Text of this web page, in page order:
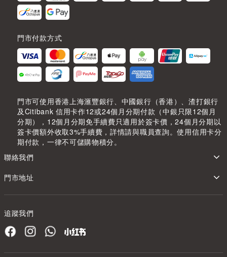
門市付款方式
門市可使用香港上海滙豐銀行、中國銀行（香港）、渣打銀行
及Citibank 信用卡作12或24個月分期付款（中銀只限12個月
分期），12個月分期免手續費只適用於簽卡價，24個月分期以
簽卡價額外收取3%手續費，詳情請與職員查詢。使用信用卡分
期付款，一律不可儲購物積分。
聯絡我們
門市地址
追蹤我們